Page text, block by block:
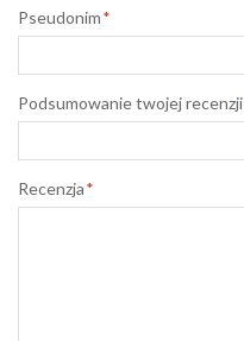
*
Pseudonim
Podsumowanie twojej recenzji
*
Recenzja